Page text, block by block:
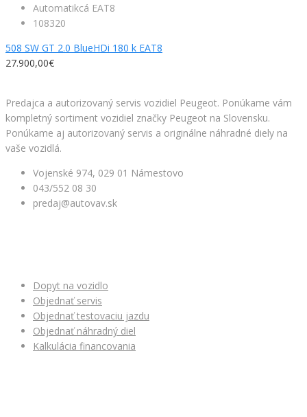
Automatikcá EAT8
108320
508 SW GT 2.0 BlueHDi 180 k EAT8
27.900,00€
Predajca a autorizovaný servis vozidiel Peugeot. Ponúkame vám
kompletný sortiment vozidiel značky Peugeot na Slovensku.
Ponúkame aj autorizovaný servis a originálne náhradné diely na
vaše vozidlá.
Vojenské 974, 029 01 Námestovo
043/552 08 30
predaj@autovav.sk
Dopyt na vozidlo
Objednať servis
Objednať testovaciu jazdu
Objednať náhradný diel
Kalkulácia financovania